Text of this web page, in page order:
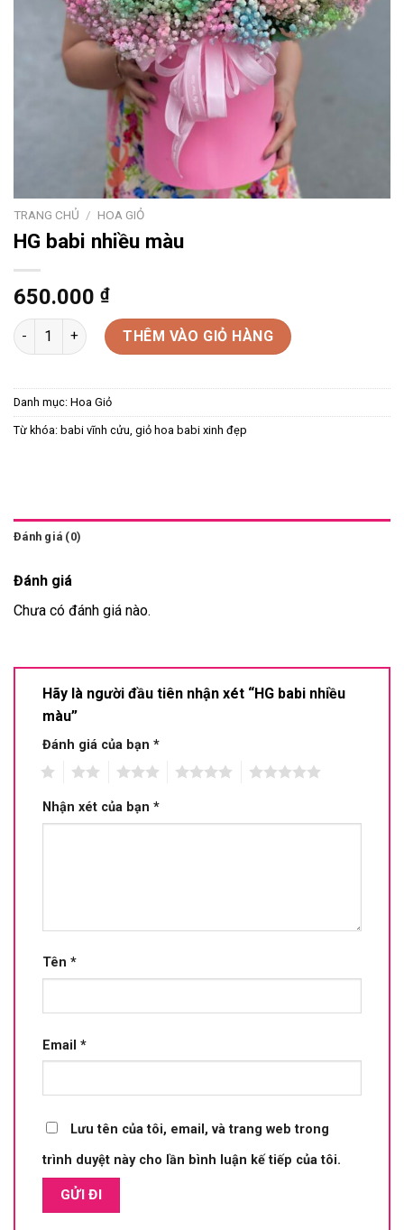
TRANG CHỦ / HOA GIỎ
HG babi nhiều màu
650.000 ₫
HG babi nhiều màu số lượngTHÊM VÀO GIỎ HÀNG
Danh mục: Hoa Giỏ
Từ khóa: babi vĩnh cửu giỏ hoa babi xinh đẹp
Đánh giá (0)
Đánh giá
Chưa có đánh giá nào.
Hãy là người đầu tiên nhận xét “HG babi nhiều
màu”
Đánh giá của bạn *
Nhận xét của bạn *
Tên *
Email *
Lưu tên của tôi, email, và trang web trong
trình duyệt này cho lần bình luận kế tiếp của tôi.